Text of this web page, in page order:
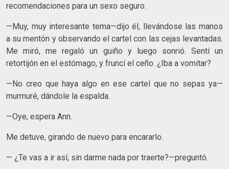
recomendaciones para un sexo seguro.
—Muy, muy interesante tema—dijo él, llevándose las manos
a su mentón y observando el cartel con las cejas levantadas.
Me miró, me regaló un guiño y luego sonrió. Sentí un
retortijón en el estómago, y fruncí el ceño. ¿Iba a vomitar?
—No creo que haya algo en ese cartel que no sepas ya—
murmuré, dándole la espalda.
—Oye, espera Ann.
Me detuve, girando de nuevo para encararlo.
— ¿Te vas a ir así, sin darme nada por traerte?—preguntó.